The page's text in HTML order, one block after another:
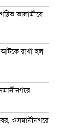
তালামীযে
আটকে রাখা হল
ওসমানীনগরে